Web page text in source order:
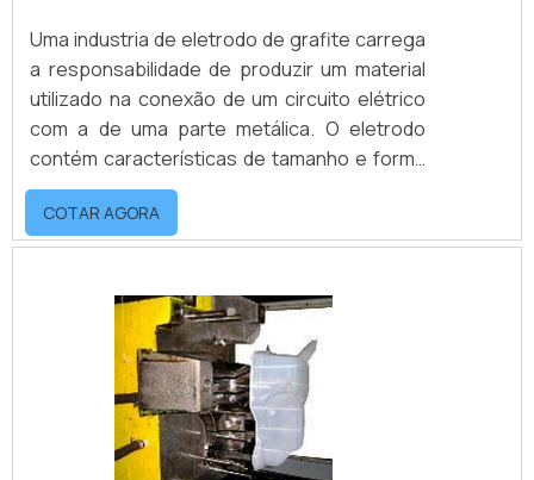
Uma industria de eletrodo de grafite carrega
a responsabilidade de produzir um material
utilizado na conexão de um circuito elétrico
com a de uma parte metálica. O eletrodo
contém características de tamanho e forma
semelhantes a peça que será fabricada,
servindo como matriz para a produção de
peças precisas.O processo de usinagem se
mecânico de materiais, mas por descargas
elétricas, por este motivo o material como o
grafite é de extrema importância na fabr.
COTAR AGORA